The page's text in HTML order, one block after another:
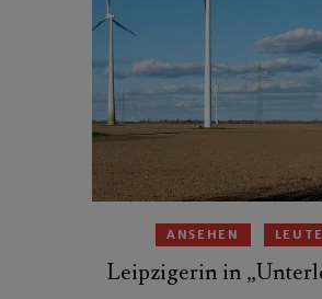
ANSEHEN LEUTE
Leipzigerin in